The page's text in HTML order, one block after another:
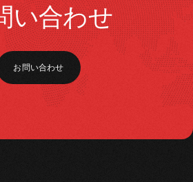
い合わせ
お問い合わせ